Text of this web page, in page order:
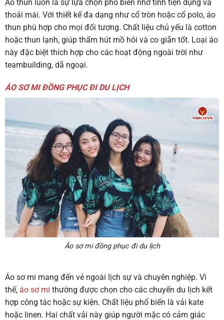
Áo thun luôn là sự lựa chọn phổ biến nhờ tính tiện dụng và
thoải mái. Với thiết kế đa dạng như cổ tròn hoặc cổ polo, áo
thun phù hợp cho mọi đối tượng. Chất liệu chủ yếu là cotton
hoặc thun lạnh, giúp thấm hút mồ hôi và co giãn tốt. Loại áo
này đặc biệt thích hợp cho các hoạt động ngoài trời như
teambuilding, dã ngoại.
ÁO SƠ MI ĐỒNG PHỤC ĐI DU LỊCH
Áo sơ mi đồng phục đi du lịch
Áo sơ mi mang đến vẻ ngoài lịch sự và chuyên nghiệp. Vì
thế, áo sơ mi thường được chọn cho các chuyến du lịch kết
hợp công tác hoặc sự kiện. Chất liệu phổ biến là vải kate
hoặc linen. Hai chất vải này giúp người mặc có cảm giác